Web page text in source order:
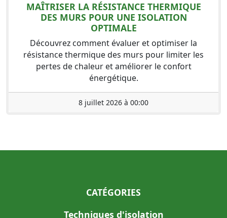
MAÎTRISER LA RÉSISTANCE THERMIQUE
DES MURS POUR UNE ISOLATION
OPTIMALE
Découvrez comment évaluer et optimiser la
résistance thermique des murs pour limiter les
pertes de chaleur et améliorer le confort
énergétique.
8 juillet 2026 à 00:00
CATÉGORIES
Techniques d'isolation